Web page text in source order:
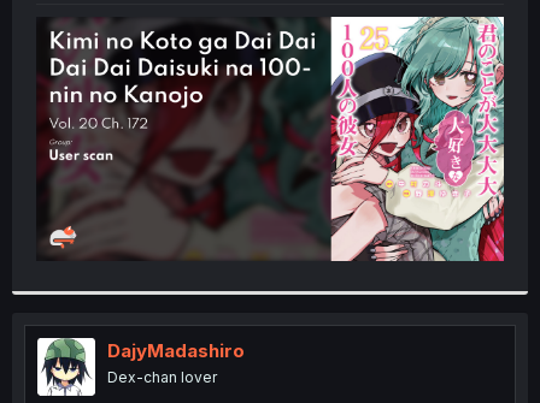
e
r
DajyMadashiro
Dex-chan lover